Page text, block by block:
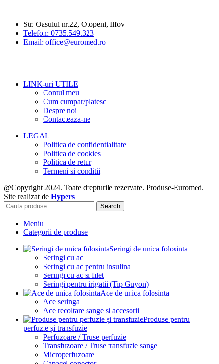
Str. Oasului nr.22, Otopeni, Ilfov
Telefon: 0735.549.323
Email: office@euromed.ro
LINK-uri UTILE
Contul meu
Cum cumpar/platesc
Despre noi
Contacteaza-ne
LEGAL
Politica de confidentialitate
Politica de cookies
Politica de retur
Termeni si conditii
@Copyright 2024. Toate drepturile rezervate. Produse-Euromed.
Site realizat de Hypers
Search
Meniu
Categorii de produse
Seringi de unica folosinta
Seringi cu ac
Seringi cu ac pentru insulina
Seringi cu ac si filet
Seringi pentru irigatii (Tip Guyon)
Ace de unica folosinta
Ace seringa
Ace recoltare sange si accesorii
Produse pentru
perfuzie și transfuzie
Perfuzoare / Truse perfuzie
Transfuzoare / Truse transfuzie sange
Microperfuzoare